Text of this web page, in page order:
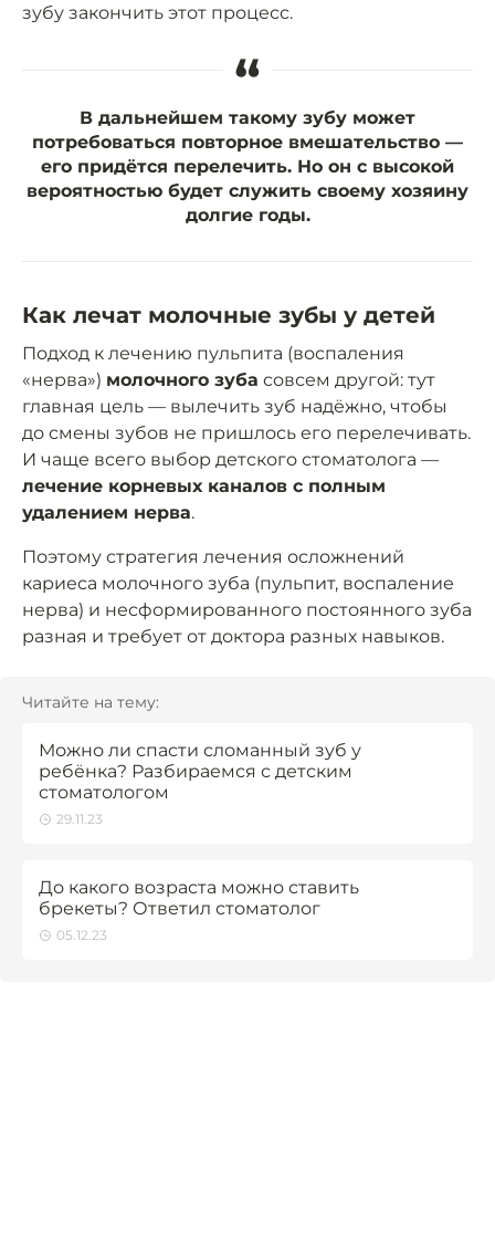
зубу закончить этот процесс.
“
В дальнейшем такому зубу может
потребоваться повторное вмешательство —
его придётся перелечить. Но он с высокой
вероятностью будет служить своему хозяину
долгие годы.
Как лечат молочные зубы у детей
Подход к лечению пульпита (воспаления
«нерва») молочного зуба совсем другой: тут
главная цель — вылечить зуб надёжно, чтобы
до смены зубов не пришлось его перелечивать.
И чаще всего выбор детского стоматолога —
лечение корневых каналов с полным
удалением нерва.
Поэтому стратегия лечения осложнений
кариеса молочного зуба (пульпит, воспаление
нерва) и несформированного постоянного зуба
разная и требует от доктора разных навыков.
Читайте на тему:
Можно ли спасти сломанный зуб у
ребёнка? Разбираемся с детским
стоматологом
29.11.23
До какого возраста можно ставить
брекеты? Ответил стоматолог
05.12.23